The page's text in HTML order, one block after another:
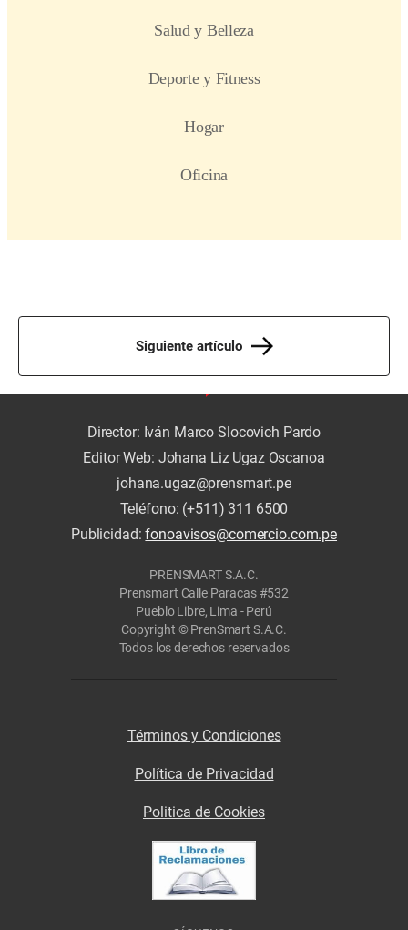
Siguiente artículo
Director: Iván Marco Slocovich Pardo
Editor Web: Johana Liz Ugaz Oscanoa
johana.ugaz@prensmart.pe
Teléfono: (+511) 311 6500
Publicidad:fonoavisos@comercio.com.pe
PRENSMART S.A.C.
Prensmart Calle Paracas #532
Pueblo Libre, Lima - Perú
Copyright © PrenSmart S.A.C.
Todos los derechos reservados
Términos y Condiciones
Política de Privacidad
Politica de Cookies